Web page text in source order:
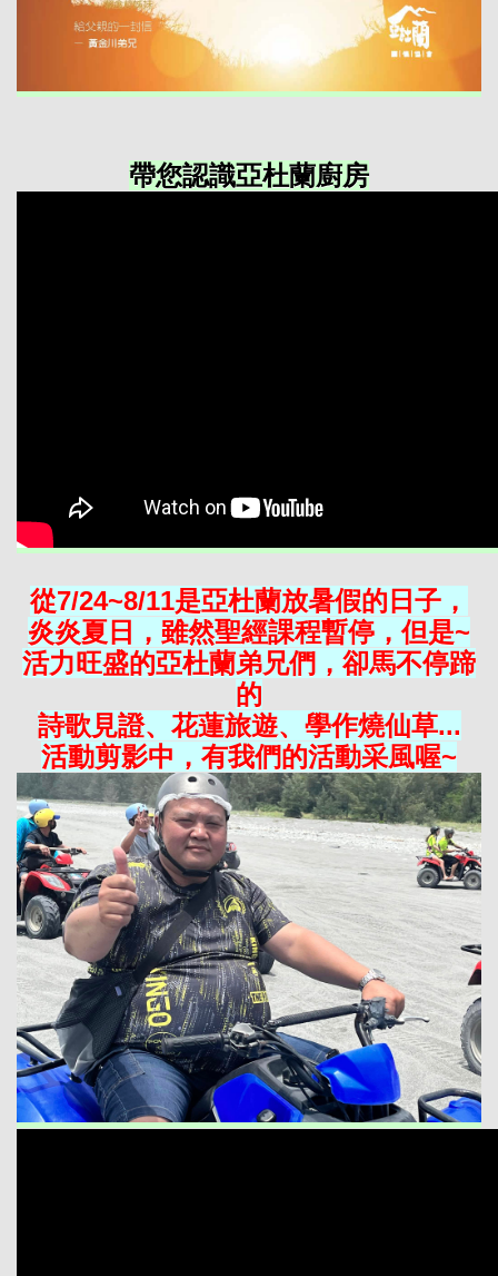
帶您認識亞杜蘭廚房
從7/24~8/11是亞杜蘭放暑假的日子，
炎炎夏日，雖然聖經課程暫停，但是~
活力旺盛的亞杜蘭弟兄們，卻馬不停蹄
的
詩歌見證、花蓮旅遊、學作燒仙草...
活動剪影中，有我們的活動采風喔~